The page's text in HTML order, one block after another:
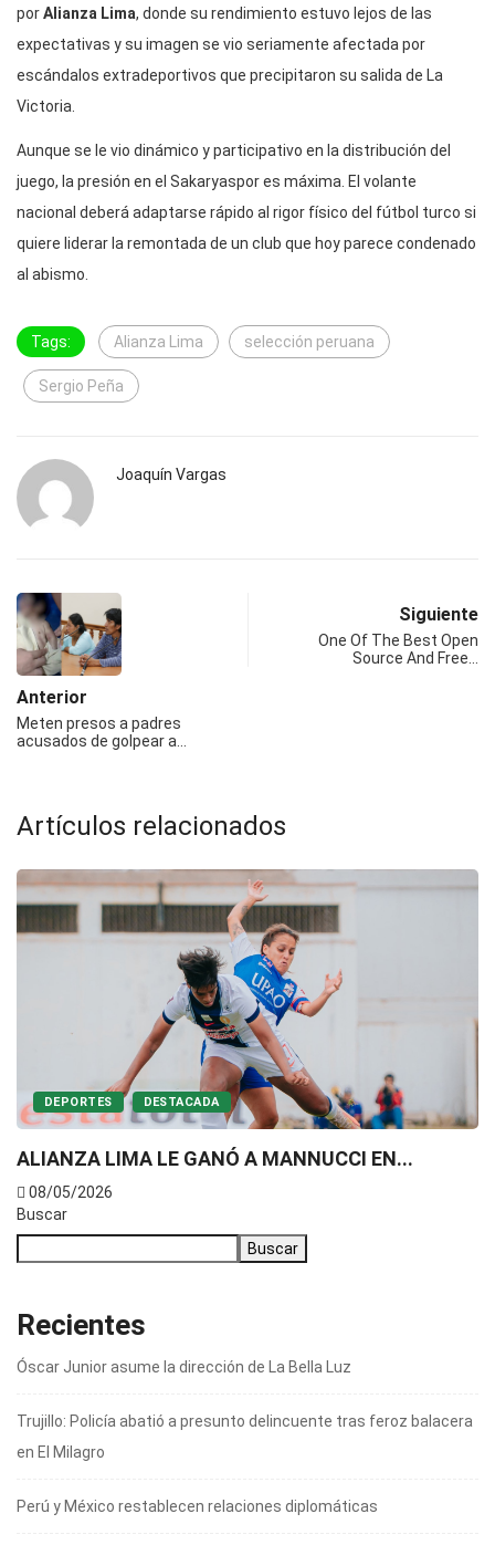
porAlianza Lima, donde su rendimiento estuvo lejos de las
expectativas y su imagen se vio seriamente afectada por
escándalos extradeportivos que precipitaron su salida de La
Victoria.
Aunque se le vio dinámico y participativo en la distribución del
juego, la presión en el Sakaryaspor es máxima. El volante
nacional deberá adaptarse rápido al rigor físico del fútbol turco si
quiere liderar la remontada de un club que hoy parece condenado
al abismo.
Tags: Alianza Lima selección peruana
Sergio Peña
Joaquín Vargas
Anterior
Meten presos a padres
acusados de golpear a…
Siguiente
One Of The Best Open
Source And Free…
Artículos relacionados
DEPORTES DESTACADA
ALIANZA LIMA LE GANÓ A MANNUCCI EN...
08/05/2026
Buscar
Buscar
Recientes
Óscar Junior asume la dirección de La Bella Luz
Trujillo: Policía abatió a presunto delincuente tras feroz balacera
en El Milagro
Perú y México restablecen relaciones diplomáticas